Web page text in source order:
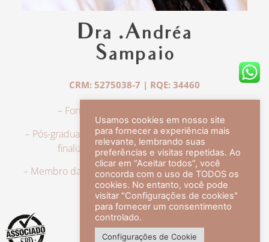
Dra .Andréa
Sampaio
CRM: 5275038-7 | RQE: 34460
– Formação em Medicina pela UFRJ.
– Pós-graduação em Dermatologia pela UFRJ, tendo
finalizado a especialização em 2007.
– Membro da Sociedade Brasileira de Dermatologia,
com título de especialista.
veja mais +
Usamos cookies em nosso site
para fornecer a experiência mais
relevante, lembrando suas
preferências e visitas repetidas. Ao
clicar em “Aceitar todos”, você
concorda com o uso de TODOS os
cookies. No entanto, você pode
visitar "Configurações de cookies"
para fornecer um consentimento
controlado.
Configurações de Cookie